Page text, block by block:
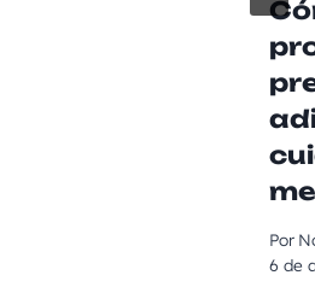
Por
6 de